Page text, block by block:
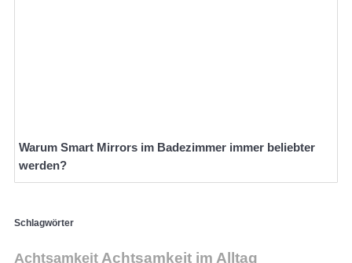
Warum Smart Mirrors im Badezimmer immer beliebter
werden?
Schlagwörter
Achtsamkeit Achtsamkeit im Alltag